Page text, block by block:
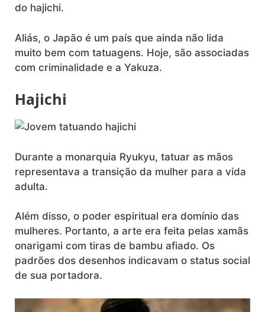
do hajichi.
Aliás, o Japão é um país que ainda não lida
muito bem com tatuagens. Hoje, são associadas
com criminalidade e a Yakuza.
Hajichi
Durante a monarquia Ryukyu, tatuar as mãos
representava a transição da mulher para a vida
adulta.
Além disso, o poder espiritual era domínio das
mulheres. Portanto, a arte era feita pelas xamãs
onarigami com tiras de bambu afiado. Os
padrões dos desenhos indicavam o status social
de sua portadora.